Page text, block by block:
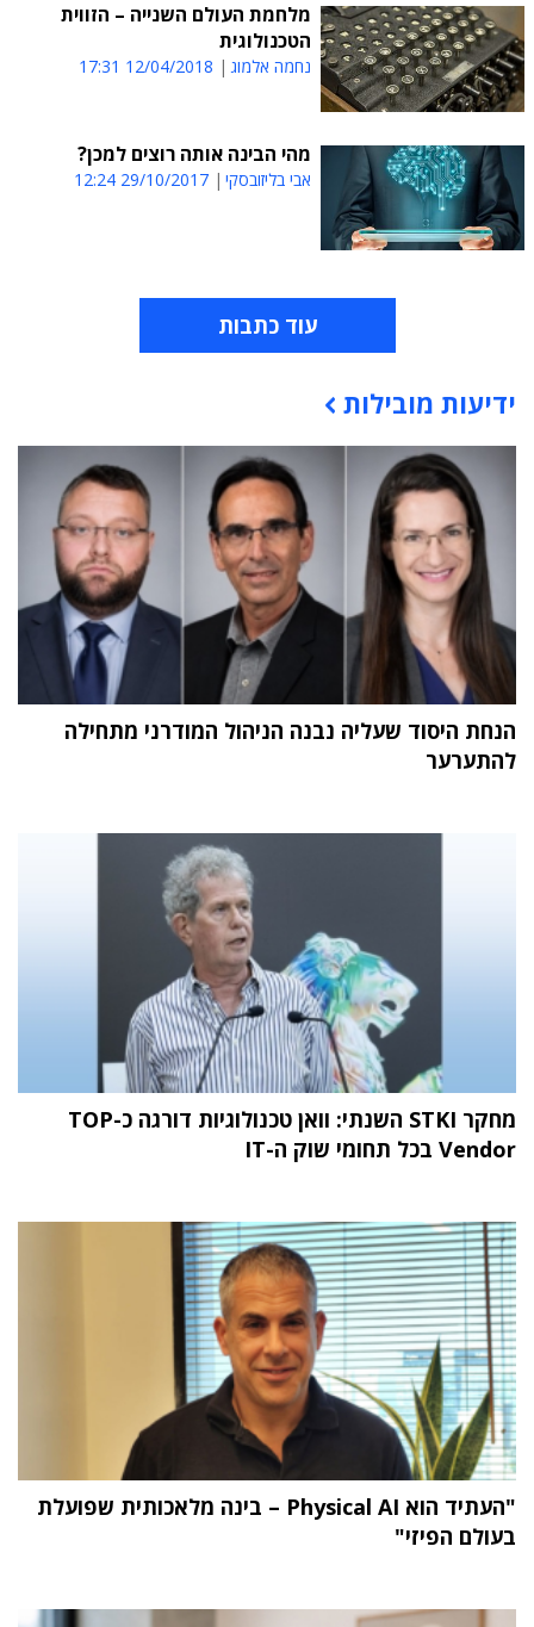
מלחמת העולם השנייה – הזווית
הטכנולוגית
נחמה אלמוג 12/04/2018 17:31
מהי הבינה אותה רוצים למכן?
אבי בליזובסקי 29/10/2017 12:24
עוד כתבות
תוכן פרסומי
ידיעות מובילות
הנחת היסוד שעליה נבנה הניהול המודרני מתחילה
להתערער
מחקר STKI השנתי: וואן טכנולוגיות דורגה כ-TOP
Vendor בכל תחומי שוק ה-IT
"העתיד הוא Physical AI – בינה מלאכותית שפועלת
בעולם הפיזי"